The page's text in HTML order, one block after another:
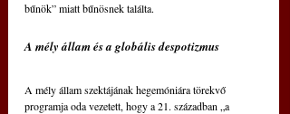
bűnök” miatt bűnösnek találta.
A mély állam és a globális despotizmus
A mély állam szektájának hegemóniára törekvő
programja oda vezetett, hogy a 21. században „a